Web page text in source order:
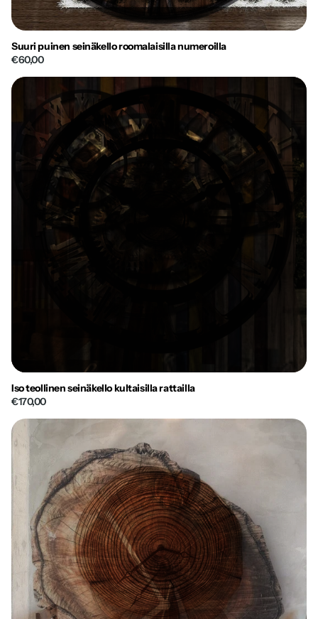
Suuri puinen seinäkello roomalaisilla numeroilla
€60,00
Iso teollinen seinäkello kultaisilla rattailla
€170,00